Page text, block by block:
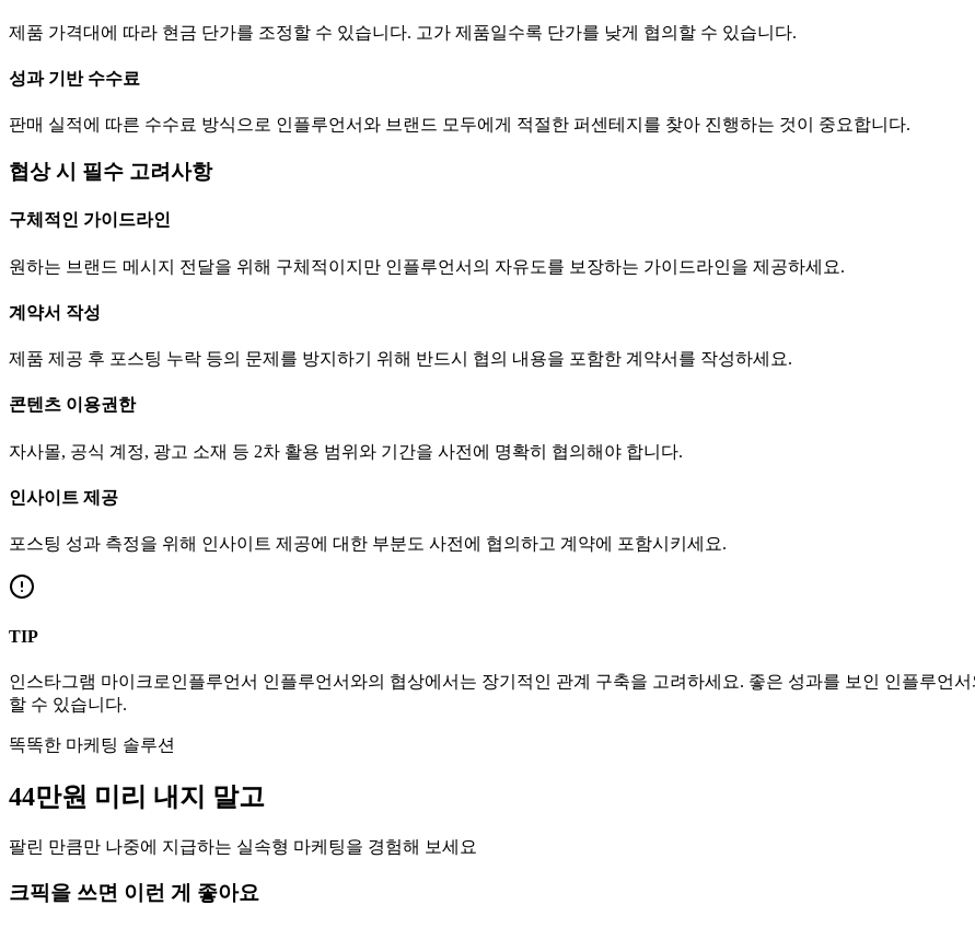
제품 가격대에 따라 현금 단가를 조정할 수 있습니다. 고가 제품일수록 단가를 낮게 협의할 수 있습니다.
성과 기반 수수료
판매 실적에 따른 수수료 방식으로 인플루언서와 브랜드 모두에게 적절한 퍼센테지를 찾아 진행하는 것이 중요합니다.
협상 시 필수 고려사항
구체적인 가이드라인
원하는 브랜드 메시지 전달을 위해 구체적이지만 인플루언서의 자유도를 보장하는 가이드라인을 제공하세요.
계약서 작성
제품 제공 후 포스팅 누락 등의 문제를 방지하기 위해 반드시 협의 내용을 포함한 계약서를 작성하세요.
콘텐츠 이용권한
자사몰, 공식 계정, 광고 소재 등 2차 활용 범위와 기간을 사전에 명확히 협의해야 합니다.
인사이트 제공
포스팅 성과 측정을 위해 인사이트 제공에 대한 부분도 사전에 협의하고 계약에 포함시키세요.
TIP
인스타그램 마이크로인플루언서 인플루언서와의 협상에서는 장기적인 관계 구축을 고려하세요. 좋은 성과를 보인 인플루언
할 수 있습니다.
똑똑한 마케팅 솔루션
44만원 미리 내지 말고
팔린 만큼만 나중에 지급하는 실속형 마케팅을 경험해 보세요
크픽을 쓰면 이런 게 좋아요